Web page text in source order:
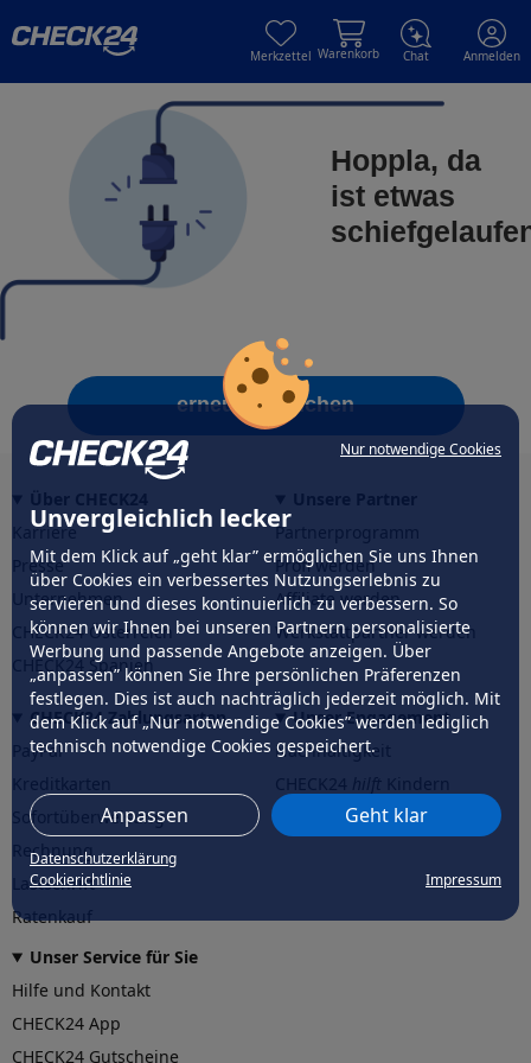
Nur notwendige Cookies
Unvergleichlich lecker
Mit dem Klick auf „geht klar” ermöglichen Sie uns Ihnen
über Cookies ein verbessertes Nutzungserlebnis zu
servieren und dieses kontinuierlich zu verbessern. So
können wir Ihnen bei unseren Partnern personalisierte
Werbung und passende Angebote anzeigen. Über
„anpassen” können Sie Ihre persönlichen Präferenzen
festlegen. Dies ist auch nachträglich jederzeit möglich. Mit
dem Klick auf „Nur notwendige Cookies” werden lediglich
technisch notwendige Cookies gespeichert.
Anpassen Geht klar
Datenschutzerklärung
Cookierichtlinie
Impressum
Merkzettel Warenkorb Chat Anmelden
Hoppla, da
ist etwas
erneut versuchen
Karriere
Presse
Unternehmen
CHECK24 Österreich
CHECK24 Spanien
Partnerprogramm
Profi werden
Affiliate werden
Werkstattpartner werden
CHECK24 Zahlungsarten
PayPal
Sofortüberweisung
Rechnung
Lastschrift
Ratenkauf
Unser Engagement
Nachhaltigkeit
CHECK24hilftder Natur
Unser Service für Sie
Hilfe und Kontakt
CHECK24 App
CHECK24 Gutscheine